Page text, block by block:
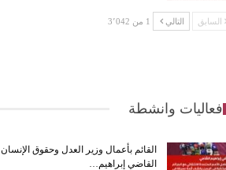
السابق التالي 1 من 3٬042
فعاليات وانشطة
القائم بأعمال وزير العدل وحقوق الإنسان
القاضي إبراهيم…